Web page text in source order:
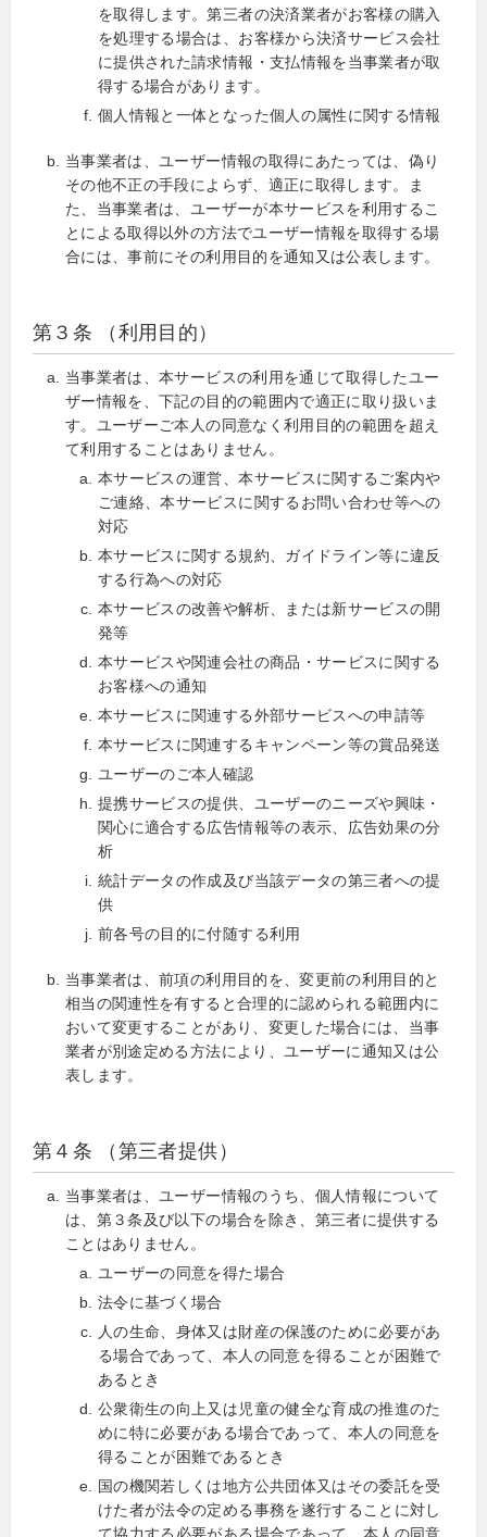
を取得します。第三者の決済業者がお客様の購入
を処理する場合は、お客様から決済サービス会社
に提供された請求情報・支払情報を当事業者が取
得する場合があります。
個人情報と一体となった個人の属性に関する情報
当事業者は、ユーザー情報の取得にあたっては、偽り
その他不正の手段によらず、適正に取得します。ま
た、当事業者は、ユーザーが本サービスを利用するこ
とによる取得以外の方法でユーザー情報を取得する場
合には、事前にその利用目的を通知又は公表します。
第３条 （利用目的）
当事業者は、本サービスの利用を通じて取得したユー
ザー情報を、下記の目的の範囲内で適正に取り扱いま
す。ユーザーご本人の同意なく利用目的の範囲を超え
て利用することはありません。
本サービスの運営、本サービスに関するご案内や
ご連絡、本サービスに関するお問い合わせ等への
対応
本サービスに関する規約、ガイドライン等に違反
する行為への対応
本サービスの改善や解析、または新サービスの開
発等
本サービスや関連会社の商品・サービスに関する
お客様への通知
本サービスに関連する外部サービスへの申請等
本サービスに関連するキャンペーン等の賞品発送
ユーザーのご本人確認
提携サービスの提供、ユーザーのニーズや興味・
関心に適合する広告情報等の表示、広告効果の分
析
統計データの作成及び当該データの第三者への提
供
前各号の目的に付随する利用
当事業者は、前項の利用目的を、変更前の利用目的と
相当の関連性を有すると合理的に認められる範囲内に
おいて変更することがあり、変更した場合には、当事
業者が別途定める方法により、ユーザーに通知又は公
表します。
第４条 （第三者提供）
当事業者は、ユーザー情報のうち、個人情報について
は、第３条及び以下の場合を除き、第三者に提供する
ことはありません。
ユーザーの同意を得た場合
法令に基づく場合
人の生命、身体又は財産の保護のために必要があ
る場合であって、本人の同意を得ることが困難で
あるとき
公衆衛生の向上又は児童の健全な育成の推進のた
めに特に必要がある場合であって、本人の同意を
得ることが困難であるとき
国の機関若しくは地方公共団体又はその委託を受
けた者が法令の定める事務を遂行することに対し